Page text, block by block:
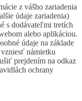
z vášho zariadenia
údaje zariadenia)
s dodávateľmi tretích
alebo aplikáciou.
údaje na základe
námietku
prejdením na odkaz
ochrany